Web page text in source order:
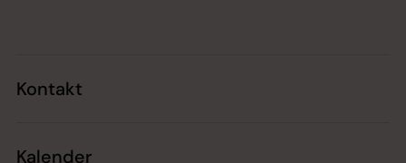
Kontakt
Kalender